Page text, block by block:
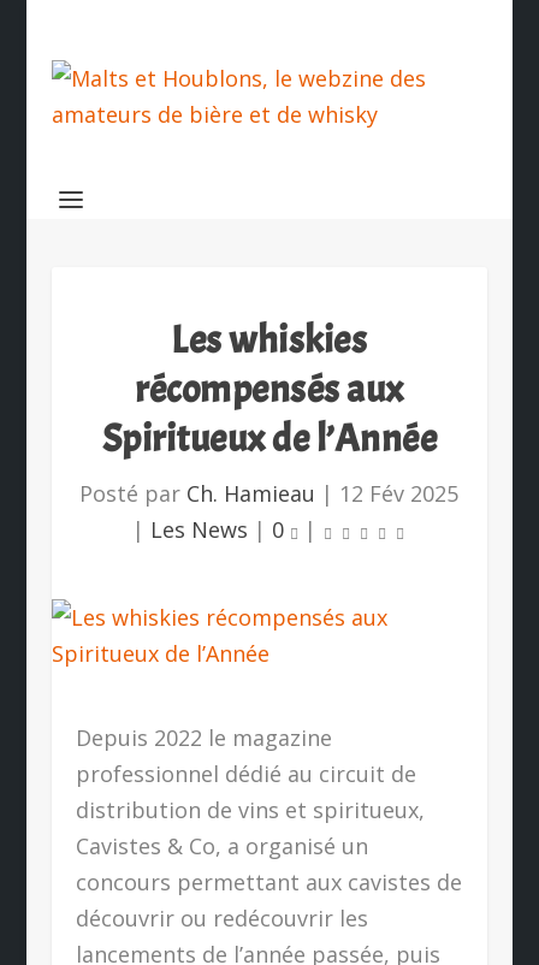
Les whiskies
récompensés aux
Spiritueux de l’Année
Posté par Ch. Hamieau | 12 Fév 2025
| Les News | 0 |
Depuis 2022 le magazine
professionnel dédié au circuit de
distribution de vins et spiritueux,
Cavistes & Co, a organisé un
concours permettant aux cavistes de
découvrir ou redécouvrir les
lancements de l’année passée, puis